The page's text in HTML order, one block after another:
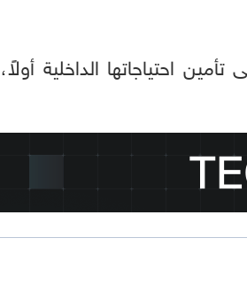
احتياجاتها الداخلية